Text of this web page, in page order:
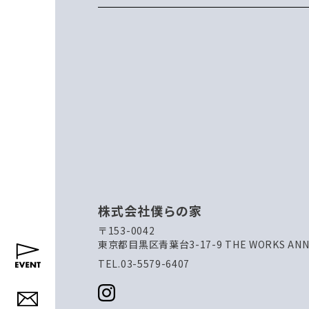
株式会社僕らの家
〒153-0042
東京都目黒区青葉台3-17-9 THE WORKS
TEL.03-5579-6407